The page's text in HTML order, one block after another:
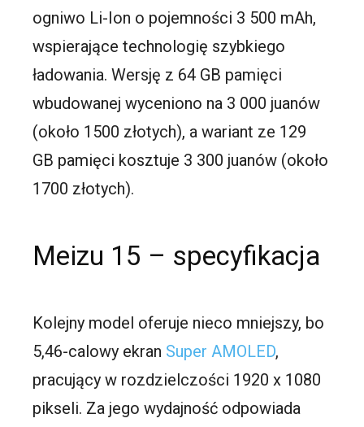
ogniwo Li-Ion o pojemności 3 500 mAh,
wspierające technologię szybkiego
ładowania. Wersję z 64 GB pamięci
wbudowanej wyceniono na 3 000 juanów
(około 1500 złotych), a wariant ze 129
GB pamięci kosztuje 3 300 juanów (około
1700 złotych).
Meizu 15 – specyfikacja
Kolejny model oferuje nieco mniejszy, bo
5,46-calowy ekran Super AMOLED,
pracujący w rozdzielczości 1920 x 1080
pikseli. Za jego wydajność odpowiada